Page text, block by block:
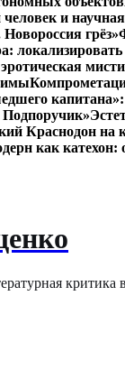
и
грёз»
Краснодон на
как катехон: